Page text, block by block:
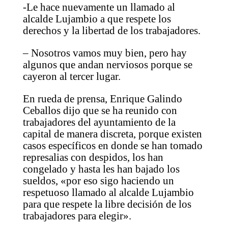
-Le hace nuevamente un llamado al
alcalde Lujambio a que respete los
derechos y la libertad de los trabajadores.
– Nosotros vamos muy bien, pero hay
algunos que andan nerviosos porque se
cayeron al tercer lugar.
En rueda de prensa, Enrique Galindo
Ceballos dijo que se ha reunido con
trabajadores del ayuntamiento de la
capital de manera discreta, porque existen
casos específicos en donde se han tomado
represalias con despidos, los han
congelado y hasta les han bajado los
sueldos, «por eso sigo haciendo un
respetuoso llamado al alcalde Lujambio
para que respete la libre decisión de los
trabajadores para elegir».